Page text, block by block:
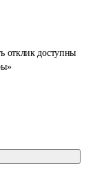
отклик доступны